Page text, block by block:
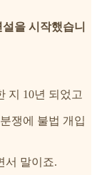
을 시작했습니
지 10년 되었고
쟁에 불법 개입
서 말이죠.